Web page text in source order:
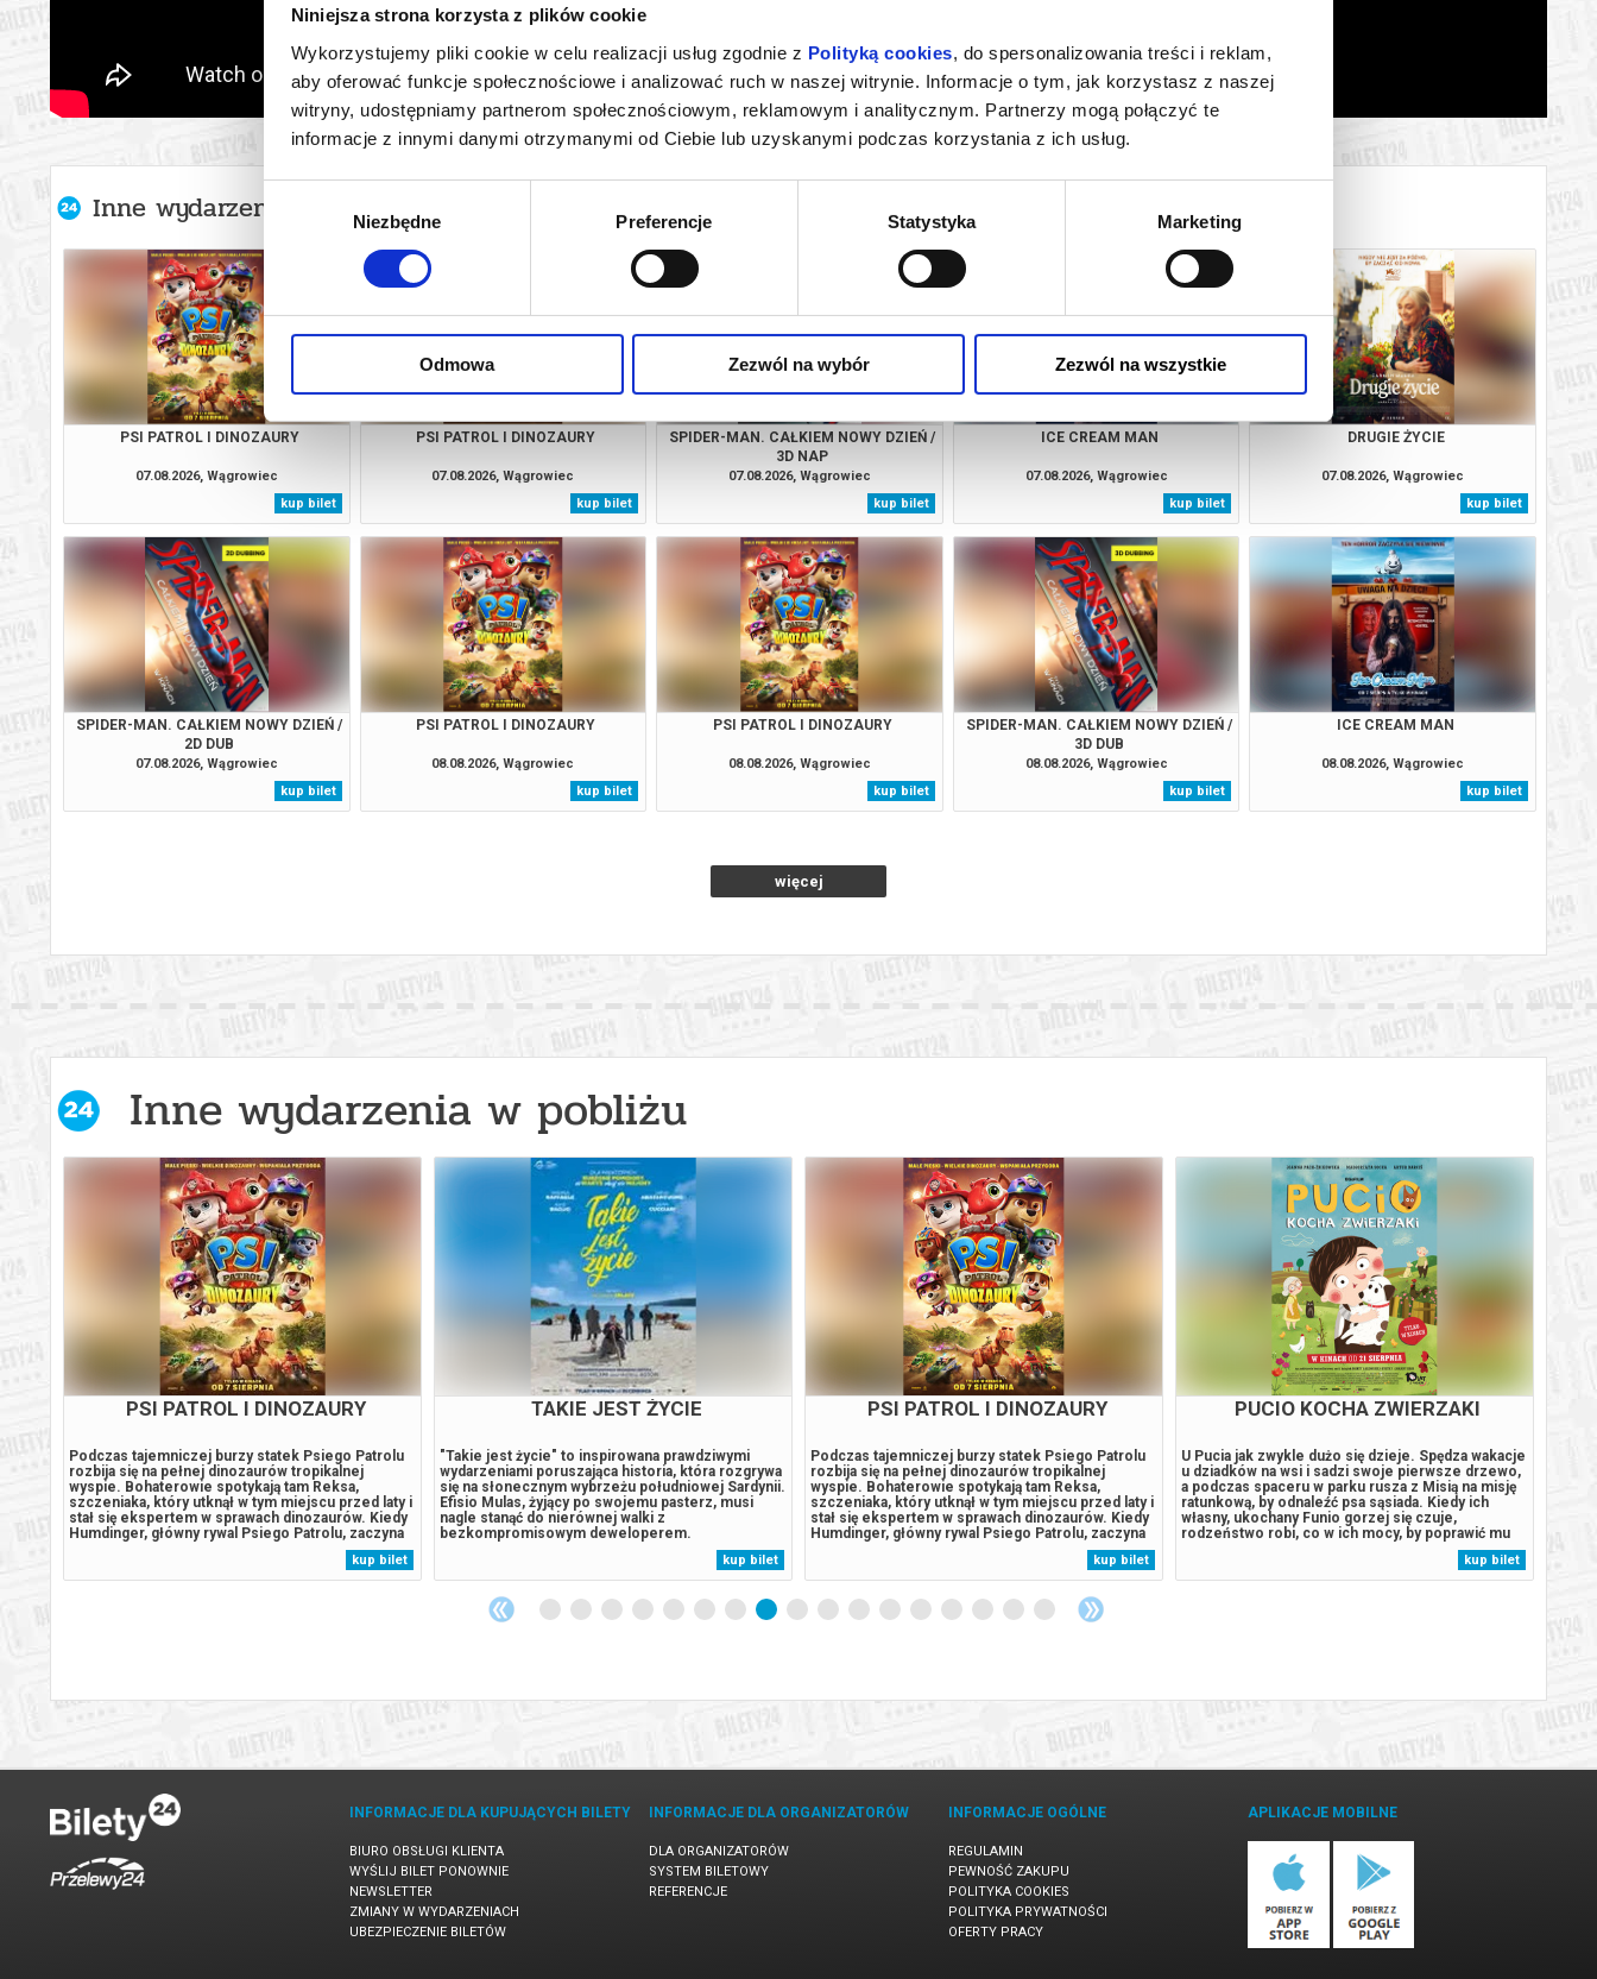
Niniejsza strona korzysta z plików cookie
Wykorzystujemy pliki cookie w celu realizacji usług zgodnie z Polityką cookies, do spersonalizowania treści i reklam,
aby oferować funkcje społecznościowe i analizować ruch w naszej witrynie. Informacje o tym, jak korzystasz z naszej
witryny, udostępniamy partnerom społecznościowym, reklamowym i analitycznym. Partnerzy mogą połączyć te
informacje z innymi danymi otrzymanymi od Ciebie lub uzyskanymi podczas korzystania z ich usług.
Niezbędne Preferencje Statystyka Marketing
Odmowa Zezwól na wybór Zezwól na wszystkie
Inne wydarzenia organizatora
PSI PATROL I DINOZAURY
07.08.2026, Wągrowiec
kup bilet
PSI PATROL I DINOZAURY
07.08.2026, Wągrowiec
kup bilet
SPIDER-MAN. CAŁKIEM NOWY DZIEŃ /
3D NAP
07.08.2026, Wągrowiec
kup bilet
ICE CREAM MAN
07.08.2026, Wągrowiec
kup bilet
DRUGIE ŻYCIE
07.08.2026, Wągrowiec
kup bilet
SPIDER-MAN. CAŁKIEM NOWY DZIEŃ /
2D DUB
07.08.2026, Wągrowiec
kup bilet
PSI PATROL I DINOZAURY
08.08.2026, Wągrowiec
kup bilet
PSI PATROL I DINOZAURY
08.08.2026, Wągrowiec
kup bilet
SPIDER-MAN. CAŁKIEM NOWY DZIEŃ /
3D DUB
08.08.2026, Wągrowiec
kup bilet
ICE CREAM MAN
08.08.2026, Wągrowiec
kup bilet
więcej
Inne wydarzenia w pobliżu
PSI PATROL I DINOZAURY
Podczas tajemniczej burzy statek Psiego Patrolu
rozbija się na pełnej dinozaurów tropikalnej
wyspie. Bohaterowie spotykają tam Reksa,
szczeniaka, który utknął w tym miejscu przed laty i
stał się ekspertem w sprawach dinozaurów. Kiedy
Humdinger, główny rywal Psiego Patrolu, zaczyna
lekkomyślnie eksploatować zasoby naturalne
wyspy, doprowadza do wybuchu ogromnego,
uśpionego od lat wulkanu. Psi Patrol...
kup bilet
TAKIE JEST ŻYCIE
"Takie jest życie" to inspirowana prawdziwymi
wydarzeniami poruszająca historia, która rozgrywa
się na słonecznym wybrzeżu południowej Sardynii.
Efisio Mulas, żyjący po swojemu pasterz, musi
nagle stanąć do nierównej walki z
bezkompromisowym deweloperem.
Niespodziewany najeźdźca chce zamienić jego
dom i ziemię w luksusowy kurort. Gdy w grę
wchodzą milionowe oferty oraz nowe miejsca
pracy dla lokalnej...
kup bilet
PSI PATROL I DINOZAURY
Podczas tajemniczej burzy statek Psiego Patrolu
rozbija się na pełnej dinozaurów tropikalnej
wyspie. Bohaterowie spotykają tam Reksa,
szczeniaka, który utknął w tym miejscu przed laty i
stał się ekspertem w sprawach dinozaurów. Kiedy
Humdinger, główny rywal Psiego Patrolu, zaczyna
lekkomyślnie eksploatować zasoby naturalne
wyspy, doprowadza do wybuchu ogromnego,
uśpionego od lat wulkanu. Psi Patrol...
kup bilet
PUCIO KOCHA ZWIERZAKI
U Pucia jak zwykle dużo się dzieje. Spędza wakacje
u dziadków na wsi i sadzi swoje pierwsze drzewo,
a podczas spaceru w parku rusza z Misią na misję
ratunkową, by odnaleźć psa sąsiada. Kiedy ich
własny, ukochany Funio gorzej się czuje,
rodzeństwo robi, co w ich mocy, by poprawić mu
humor. Wygląda jednak na to, że czas odwiedzić
weterynarza! Emocji nie zabraknie również w
przedszkolu: Pucio pomoże nowej...
kup bilet
INFORMACJE DLA KUPUJĄCYCH BILETY
BIURO OBSŁUGI KLIENTA
WYŚLIJ BILET PONOWNIE
NEWSLETTER
ZMIANY W WYDARZENIACH
UBEZPIECZENIE BILETÓW
INFORMACJE DLA ORGANIZATORÓW
DLA ORGANIZATORÓW
SYSTEM BILETOWY
REFERENCJE
INFORMACJE OGÓLNE
REGULAMIN
PEWNOŚĆ ZAKUPU
POLITYKA COOKIES
POLITYKA PRYWATNOŚCI
OFERTY PRACY
APLIKACJE MOBILNE